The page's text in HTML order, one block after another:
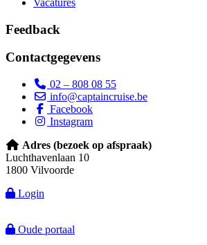
Vacatures
Feedback
Contactgegevens
02 – 808 08 55
info@captaincruise.be
Facebook
Instagram
Adres (bezoek op afspraak)
Luchthavenlaan 10
1800 Vilvoorde
Login
Oude portaal